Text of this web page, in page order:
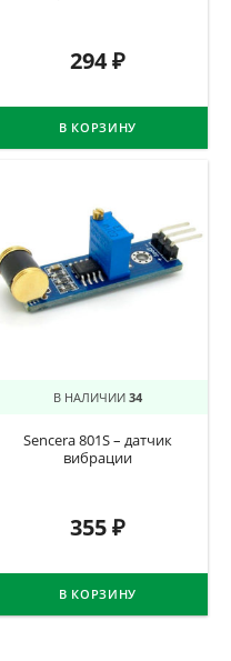
294₽
В КОРЗИНУ
В НАЛИЧИИ 34
Sencera 801S – датчик
вибрации
355₽
В КОРЗИНУ